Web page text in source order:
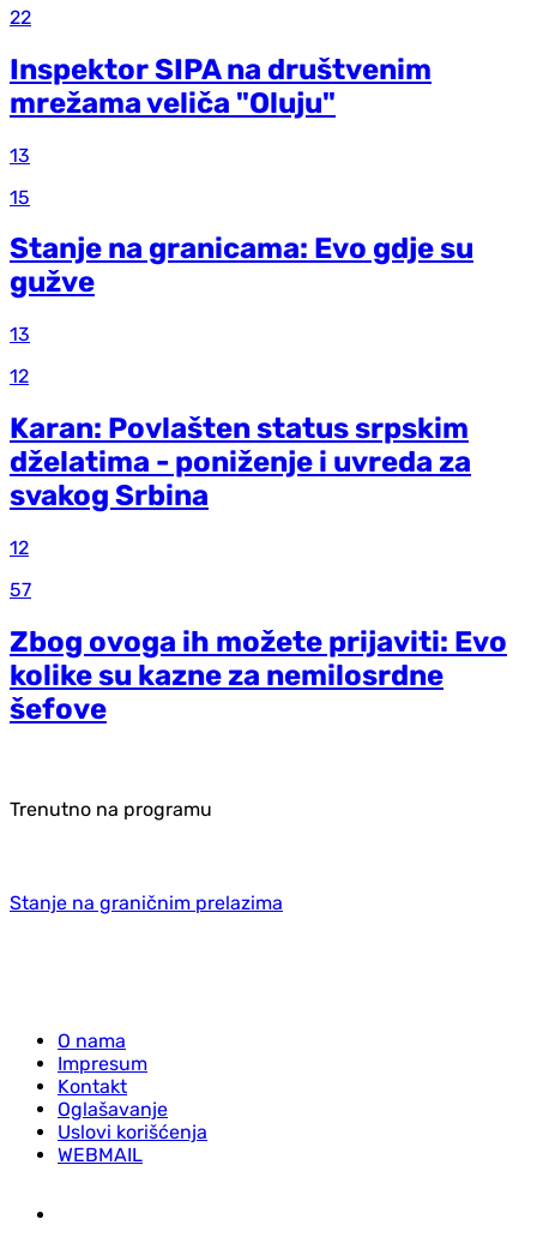
22
Inspektor SIPA na društvenim
mrežama veliča "Oluju"
13
15
Stanje na granicama: Evo gdje su
gužve
13
12
Karan: Povlašten status srpskim
dželatima - poniženje i uvreda za
svakog Srbina
12
57
Zbog ovoga ih možete prijaviti: Evo
kolike su kazne za nemilosrdne
šefove
Trenutno na programu
Stanje na graničnim prelazima
O nama
Impresum
Kontakt
Oglašavanje
Uslovi korišćenja
WEBMAIL